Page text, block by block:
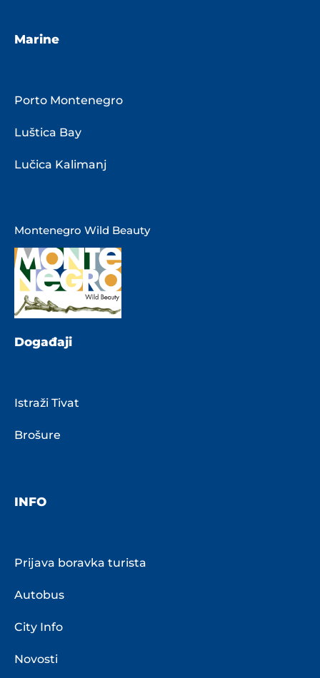
Marine
Porto Montenegro
Luštica Bay
Lučica Kalimanj
Montenegro Wild Beauty
Događaji
Istraži Tivat
Brošure
INFO
Prijava boravka turista
Autobus
City Info
Novosti